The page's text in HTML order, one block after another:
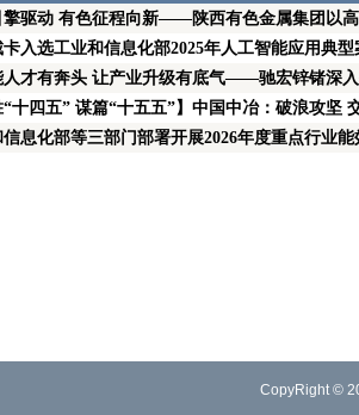
擎驱动 有色征程向新——陕西有色金属集团以
入选工业和信息化部2025年人工智能应用典型
人才有奔头 让产业升级有底气——驰宏锌锗深
“十四五” 谋篇“十五五”】中国中冶：破浪攻坚
息化部等三部门部署开展2026年度重点行业
CopyRight ©